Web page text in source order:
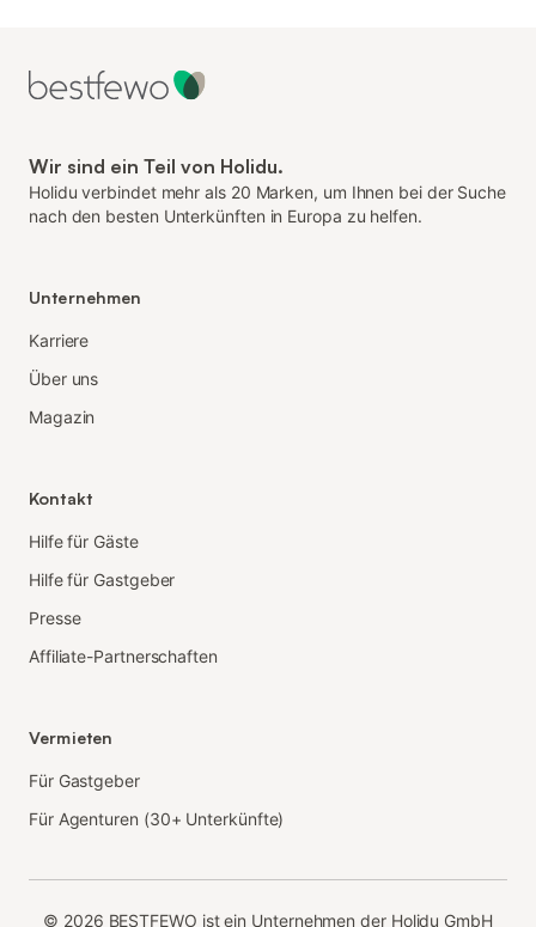
Wir sind ein Teil von Holidu.
Holidu verbindet mehr als 20 Marken, um Ihnen bei der Suche
nach den besten Unterkünften in Europa zu helfen.
Unternehmen
Karriere
Über uns
Magazin
Kontakt
Hilfe für Gäste
Hilfe für Gastgeber
Presse
Affiliate-Partnerschaften
Vermieten
Für Gastgeber
Für Agenturen (30+ Unterkünfte)
© 2026 BESTFEWO ist ein Unternehmen der Holidu GmbH